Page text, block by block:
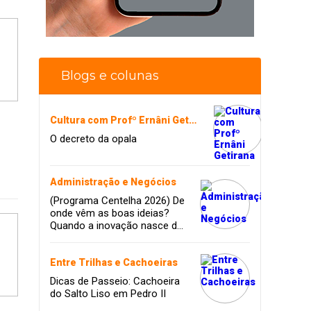
Blogs e colunas
Cultura com Profº Ernâni Getirana
O decreto da opala
Administração e Negócios
(Programa Centelha 2026) De
onde vêm as boas ideias?
Quando a inovação nasce da
Entre Trilhas e Cachoeiras
Dicas de Passeio: Cachoeira
do Salto Liso em Pedro II